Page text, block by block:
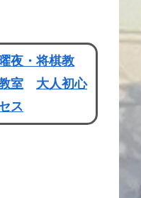
夜・将棋教
室
大人初心
ス